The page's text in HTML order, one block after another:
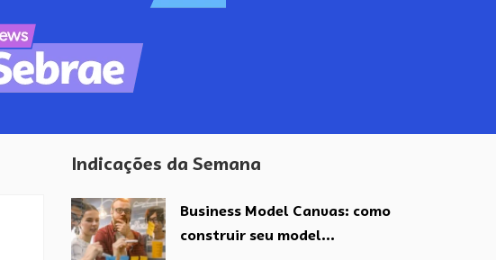
Indicações da Semana
Business Model Canvas: como
construir seu model...